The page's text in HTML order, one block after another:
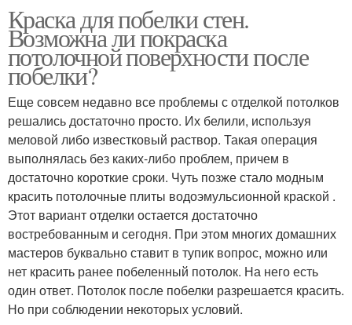
Краска для побелки стен.
Возможна ли покраска
потолочной поверхности после
побелки?
Еще совсем недавно все проблемы с отделкой потолков
решались достаточно просто. Их белили, используя
меловой либо известковый раствор. Такая операция
выполнялась без каких-либо проблем, причем в
достаточно короткие сроки. Чуть позже стало модным
красить потолочные плиты водоэмульсионной краской .
Этот вариант отделки остается достаточно
востребованным и сегодня. При этом многих домашних
мастеров буквально ставит в тупик вопрос, можно или
нет красить ранее побеленный потолок. На него есть
один ответ. Потолок после побелки разрешается красить.
Но при соблюдении некоторых условий.